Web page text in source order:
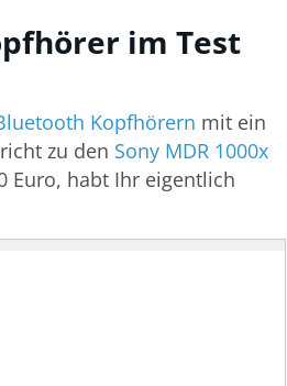
im Test
Kopfhörern mit ein
zu den Sony MDR 1000x
Euro, habt Ihr eigentlich